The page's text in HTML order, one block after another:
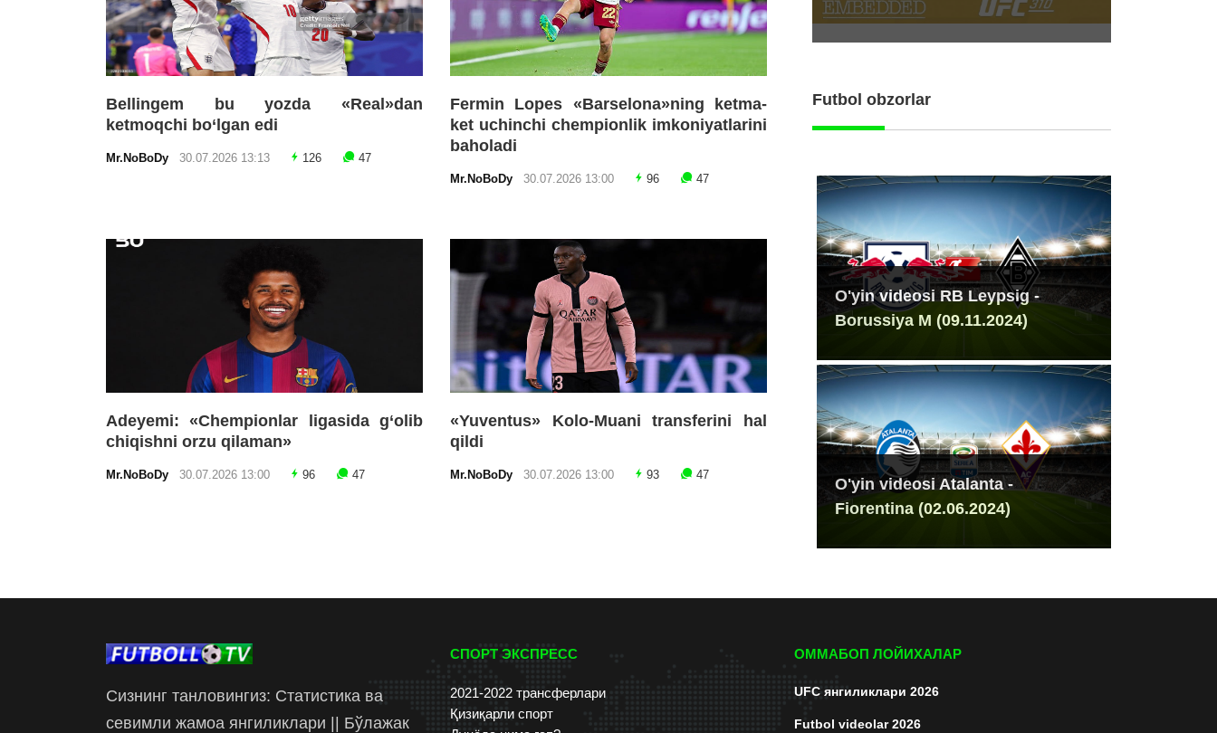
Bellingem bu yozda «Real»dan
ketmoqchi bo‘lgan edi
Mr.NoBoDy 30.07.2026 13:13 126 47
Fermin Lopes «Barselona»ning ketma-
ket uchinchi chempionlik imkoniyatlarini
baholadi
Mr.NoBoDy 30.07.2026 13:00 96 47
Adeyemi: «Chempionlar ligasida g‘olib
chiqishni orzu qilaman»
Mr.NoBoDy 30.07.2026 13:00 96 47
«Yuventus» Kolo-Muani transferini hal
qildi
Mr.NoBoDy 30.07.2026 13:00 93 47
Futbol obzorlar
O'yin videosi RB Leypsig -
Borussiya M (09.11.2024)
O'yin videosi Atalanta -
Fiorentina (02.06.2024)
Сизнинг танловингиз: Статистика ва
севимли жамоа янгиликлари || Бўлажак
СПОРТ ЭКСПРЕСС
2021-2022 трансферлари
Қизиқарли спорт
ОММАБОП ЛОЙИХАЛАР
UFC янгиликлари 2026
Futbol videolar 2026